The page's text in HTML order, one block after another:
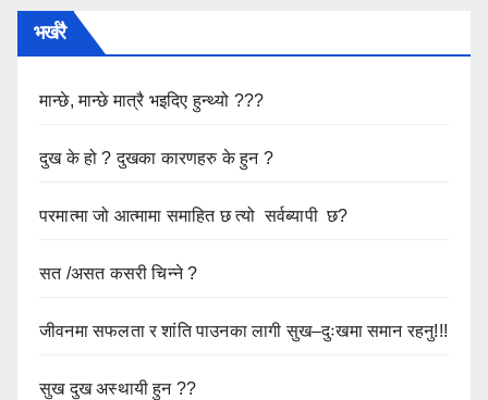
भर्खरै
मान्छे, मान्छे मात्रै भइदिए हुन्थ्यो ???
दुख के हो ? दुखका कारणहरु के हुन ?
परमात्मा जो आत्मामा समाहित छ त्यो सर्वब्यापी छ?
सत /असत कसरी चिन्ने ?
जीवनमा सफलता र शांति पाउनका लागी सुख–दुःखमा समान रहनु!!!
सुख दुख अस्थायी हुन ??